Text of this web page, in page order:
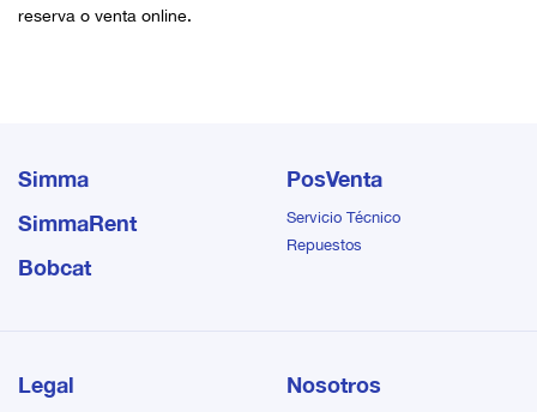
reserva o venta online.
Simma
SimmaRent
Bobcat
PosVenta
Servicio Técnico
Repuestos
Legal Nosotros